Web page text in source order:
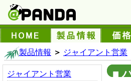
製品情報 ＞ ジャイアント営業
ジャイアント営業
■